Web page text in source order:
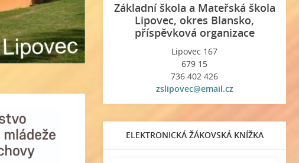
Základní škola a Mateřská škola
Lipovec, okres Blansko,
příspěvková organizace
Lipovec 167
679 15
736 402 426
zslipovec@email.cz
ELEKTRONICKÁ ŽÁKOVSKÁ KNÍŽKA